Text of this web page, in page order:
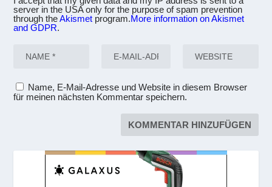
server in the USA only for the purpose of spam prevention
through theAkismet program.More information on Akismet
and GDPR.
Name, E-Mail-Adresse und Website in diesem Browser
für meinen nächsten Kommentar speichern.